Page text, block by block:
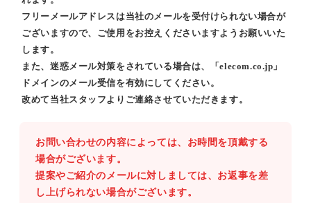
フリーメールアドレスは当社のメールを受付けられない場合が
ございますので、ご使用をお控えくださいますようお願いいた
します。
また、迷惑メール対策をされている場合は、「elecom.co.jp」
ドメインのメール受信を有効にしてください。
改めて当社スタッフよりご連絡させていただきます。
お問い合わせの内容によっては、お時間を頂戴する
場合がございます。
提案やご紹介のメールに対しましては、お返事を差
し上げられない場合がございます。